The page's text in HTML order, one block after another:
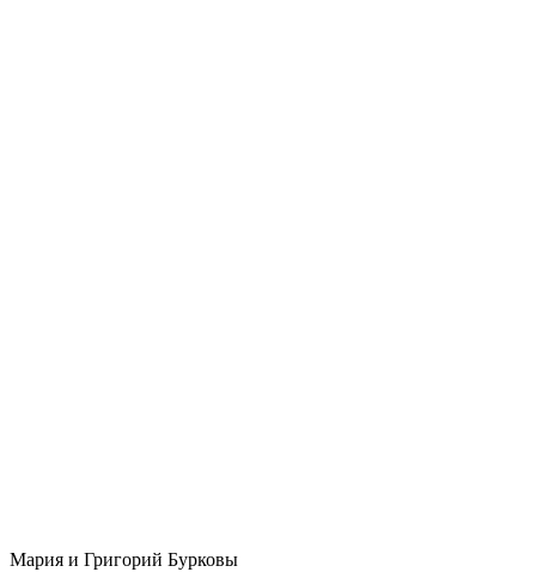
Мария и Григорий Бурковы